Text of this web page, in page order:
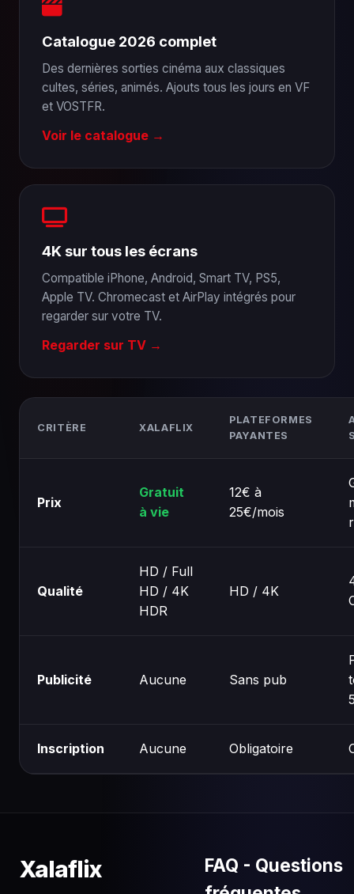
Catalogue 2026 complet
Des dernières sorties cinéma aux classiques
cultes, séries, animés. Ajouts tous les jours en VF
et VOSTFR.
Voir le catalogue →
4K sur tous les écrans
Compatible iPhone, Android, Smart TV, PS5,
Apple TV. Chromecast et AirPlay intégrés pour
regarder sur votre TV.
Regarder sur TV →
CRITÈRE XALAFLIX
PLATEFORMES
PAYANTES
Prix
Gratuit
à vie
12€ à
25€/mois
Qualité
HD / Full
HD / 4K
HDR
HD / 4K
Publicité Aucune Sans pub
Inscription Aucune Obligatoire
Xalaflix
FAQ - Questions